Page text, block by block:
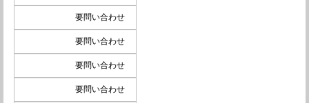
要問い合わせ
要問い合わせ
要問い合わせ
要問い合わせ